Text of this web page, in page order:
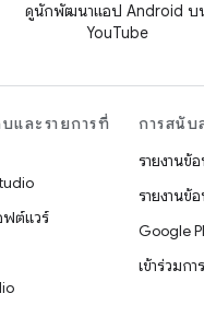
ดูนักพัฒนาแอป Android บ
YouTube
และรายการที่
ต์แวร์
การสนับ
รายงาน
รายงานข้
Google
เข้าร่วมก